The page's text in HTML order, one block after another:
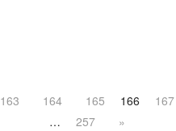
163 164 165 166 167
…
257 »